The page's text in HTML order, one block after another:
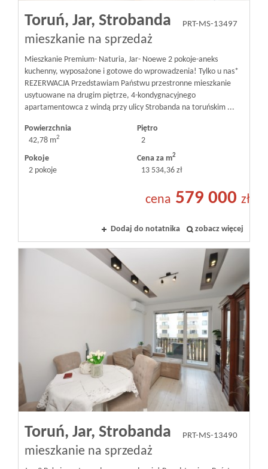
Toruń, Jar, Strobanda
mieszkanie na sprzedaż
PRT-MS-13497
Mieszkanie Premium- Naturia, Jar- Noewe 2 pokoje-aneks
kuchenny, wyposażone i gotowe do wprowadzenia! Tylko u nas*
REZERWACJA Przedstawiam Państwu przestronne mieszkanie
usytuowane na drugim piętrze, 4-kondygnacyjnego
apartamentowca z windą przy ulicy Strobanda na toruńskim ...
Powierzchnia
42,78 m2
Piętro
2
Pokoje
2 pokoje
Cena za m2
13 534,36 zł
cena 579 000 zł
Dodaj do notatnika zobacz więcej
Toruń, Jar, Strobanda
mieszkanie na sprzedaż
PRT-MS-13490